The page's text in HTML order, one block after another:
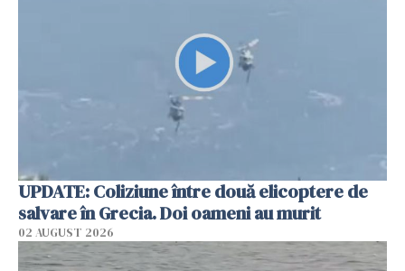
UPDATE: Coliziune între două elicoptere de
salvare în Grecia. Doi oameni au murit
02 AUGUST 2026